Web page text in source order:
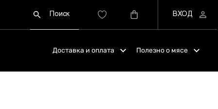
Доставка и оплата Полезно о мясе